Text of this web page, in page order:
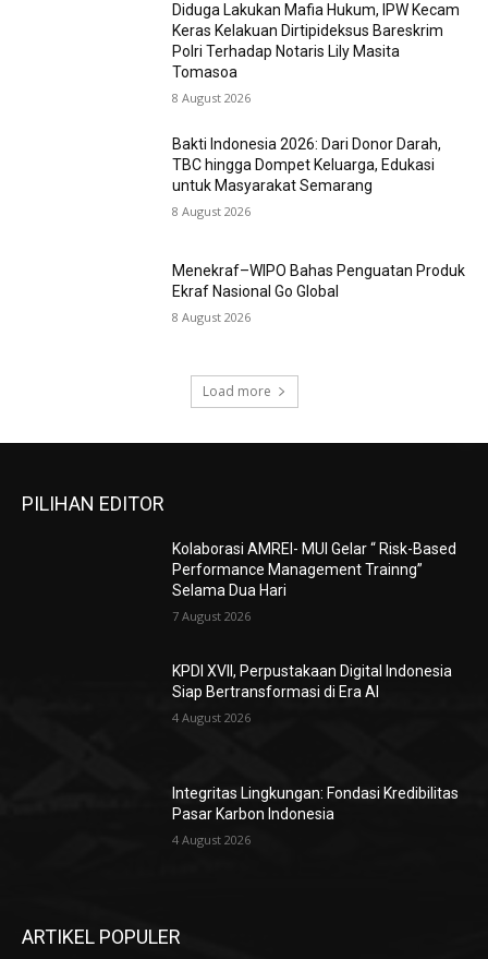
Diduga Lakukan Mafia Hukum, IPW Kecam
Keras Kelakuan Dirtipideksus Bareskrim
Polri Terhadap Notaris Lily Masita
Tomasoa
8 August 2026
Bakti Indonesia 2026: Dari Donor Darah,
TBC hingga Dompet Keluarga, Edukasi
untuk Masyarakat Semarang
8 August 2026
Menekraf–WIPO Bahas Penguatan Produk
Ekraf Nasional Go Global
8 August 2026
Load more
PILIHAN EDITOR
Kolaborasi AMREI- MUI Gelar “ Risk-Based
Performance Management Trainng”
Selama Dua Hari
7 August 2026
KPDI XVII, Perpustakaan Digital Indonesia
Siap Bertransformasi di Era AI
4 August 2026
Integritas Lingkungan: Fondasi Kredibilitas
Pasar Karbon Indonesia
4 August 2026
ARTIKEL POPULER